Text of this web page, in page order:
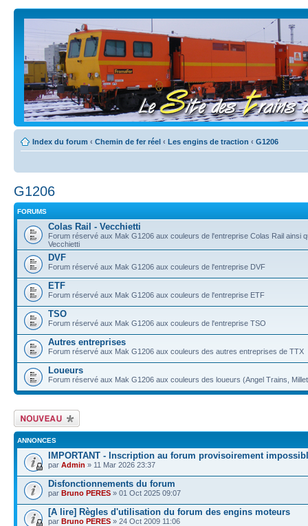
Index du forum ‹ Chemin de fer réel ‹ Les engins de traction ‹ G1206
G1206
FORUMS
Colas Rail - Vecchietti
Forum réservé aux Mak G1206 aux couleurs de l'entreprise Colas Rail ainsi
Vecchietti
DVF
Forum réservé aux Mak G1206 aux couleurs de l'entreprise DVF
ETF
Forum réservé aux Mak G1206 aux couleurs de l'entreprise ETF
TSO
Forum réservé aux Mak G1206 aux couleurs de l'entreprise TSO
Autres entreprises
Forum réservé aux Mak G1206 aux couleurs des autres entreprises de TTX
Loueurs
Forum réservé aux Mak G1206 aux couleurs des loueurs (Angel Trains,
Écrire un nouveau
sujet
ANNONCES
IMPORTANT - Inscription au forum provisoirement
par Admin » 11 Mar 2026 23:37
Disfonctionnements du forum
par Bruno PERES » 01 Oct 2025 09:07
[A lire] Règles d'utilisation du forum des engins moteurs
par Bruno PERES » 24 Oct 2009 11:06